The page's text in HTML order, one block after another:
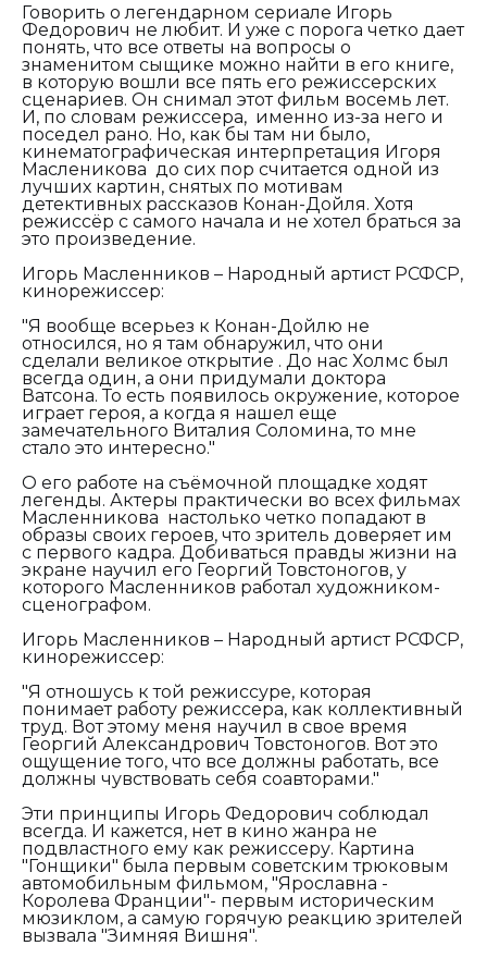
Говорить о легендарном сериале Игорь
Федорович не любит. И уже с порога четко дает
понять, что все ответы на вопросы о
знаменитом сыщике можно найти в его книге,
в которую вошли все пять его режиссерских
сценариев. Он снимал этот фильм восемь лет.
И, по словам режиссера, именно из-за него и
поседел рано. Но, как бы там ни было,
кинематографическая интерпретация Игоря
Масленикова до сих пор считается одной из
лучших картин, снятых по мотивам
детективных рассказов Конан-Дойля. Хотя
режиссёр с самого начала и не хотел браться за
это произведение.
Игорь Масленников – Народный артист РСФСР,
кинорежиссер:
"Я вообще всерьез к Конан-Дойлю не
относился, но я там обнаружил, что они
сделали великое открытие . До нас Холмс был
всегда один, а они придумали доктора
Ватсона. То есть появилось окружение, которое
играет героя, а когда я нашел еще
замечательного Виталия Соломина, то мне
стало это интересно."
О его работе на съёмочной площадке ходят
легенды. Актеры практически во всех фильмах
Масленникова настолько четко попадают в
образы своих героев, что зритель доверяет им
с первого кадра. Добиваться правды жизни на
экране научил его Георгий Товстоногов, у
которого Масленников работал художником-
сценографом.
Игорь Масленников – Народный артист РСФСР,
кинорежиссер:
"Я отношусь к той режиссуре, которая
понимает работу режиссера, как коллективный
труд. Вот этому меня научил в свое время
Георгий Александрович Товстоногов. Вот это
ощущение того, что все должны работать, все
должны чувствовать себя соавторами."
Эти принципы Игорь Федорович соблюдал
всегда. И кажется, нет в кино жанра не
подвластного ему как режиссеру. Картина
"Гонщики" была первым советским трюковым
автомобильным фильмом, "Ярославна -
Королева Франции"- первым историческим
мюзиклом, а самую горячую реакцию зрителей
вызвала "Зимняя Вишня".